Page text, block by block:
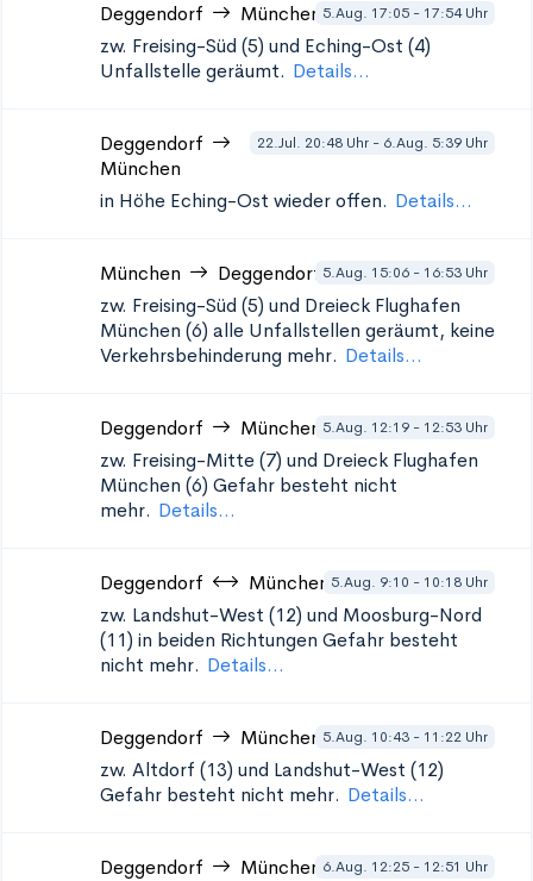
Deggendorf München 5.Aug. 17:05 - 17:54 Uhr
zw. Freising-Süd (5) und Eching-Ost (4)
Unfallstelle geräumt. Details...
Deggendorf
München
22.Jul. 20:48 Uhr - 6.Aug. 5:39 Uhr
in Höhe Eching-Ost wieder offen. Details...
München Deggendorf 5.Aug. 15:06 - 16:53 Uhr
zw. Freising-Süd (5) und Dreieck Flughafen
München (6) alle Unfallstellen geräumt, keine
Verkehrsbehinderung mehr. Details...
Deggendorf München 5.Aug. 12:19 - 12:53 Uhr
zw. Freising-Mitte (7) und Dreieck Flughafen
München (6) Gefahr besteht nicht
mehr. Details...
Deggendorf München 5.Aug. 9:10 - 10:18 Uhr
zw. Landshut-West (12) und Moosburg-Nord
(11) in beiden Richtungen Gefahr besteht
nicht mehr. Details...
Deggendorf München 5.Aug. 10:43 - 11:22 Uhr
zw. Altdorf (13) und Landshut-West (12)
Gefahr besteht nicht mehr. Details...
Deggendorf München 6.Aug. 12:25 - 12:51 Uhr